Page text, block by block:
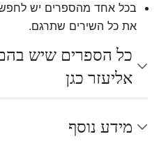
בכל אחד מהספרים יש
את כל השירים שתרגם.
כל הספרים שיש
אליעזר כגן
מידע נוסף